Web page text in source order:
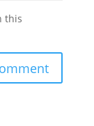
this